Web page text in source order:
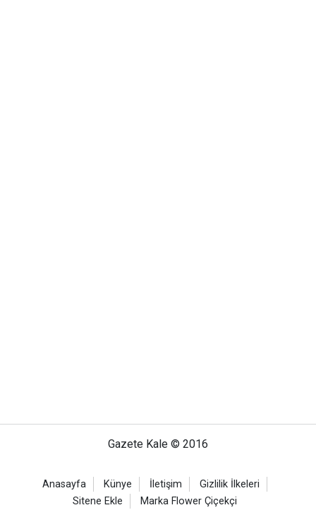
Gazete Kale © 2016
Anasayfa Künye İletişim
Gizlilik İlkeleri
Sitene Ekle
Marka Flower Çiçekçi